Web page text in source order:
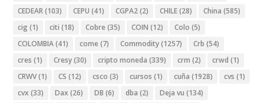
CEDEAR(103) CEPU (41) CGPA2(2) CHILE(28) China (585)
cig (1) citi (18) Cobre (35) COIN (12) Colo (5)
COLOMBIA(41) come (7) Commodity(1257) Crb (54)
cres (1) Cresy(30) cripto moneda (339) crm (2) crwd (1)
CRWV(1) CS (12) csco (3) cursos (1) cuña (1928) cvs (1)
cvx (33) Dax (26) DB (6) dba (2) Deja vu (134)